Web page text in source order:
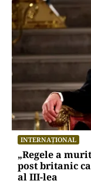
INTERNAȚIONAL
„Regele a
post britanic
al III-lea